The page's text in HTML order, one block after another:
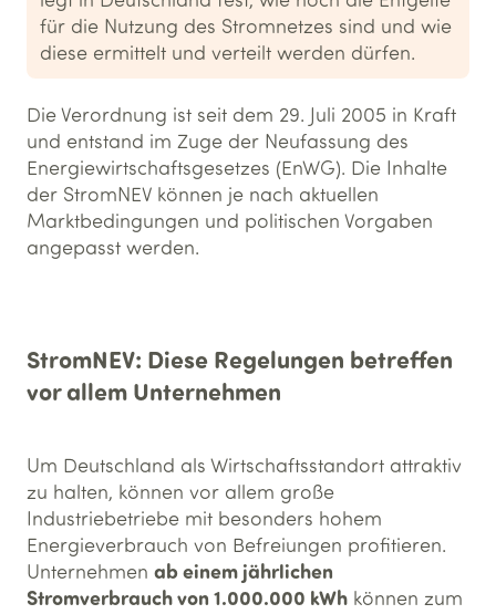
für die Nutzung des Stromnetzes sind und wie
diese ermittelt und verteilt werden dürfen.
Die Verordnung ist seit dem 29. Juli 2005 in Kraft
und entstand im Zuge der Neufassung des
Energiewirtschaftsgesetzes (EnWG). Die Inhalte
der StromNEV können je nach aktuellen
Marktbedingungen und politischen Vorgaben
angepasst werden.
StromNEV: Diese Regelungen betreffen
vor allem Unternehmen
Um Deutschland als Wirtschaftsstandort attraktiv
zu halten, können vor allem große
Industriebetriebe mit besonders hohem
Energieverbrauch von Befreiungen profitieren.
Unternehmen ab einem jährlichen
Stromverbrauch von 1.000.000 kWh können zum